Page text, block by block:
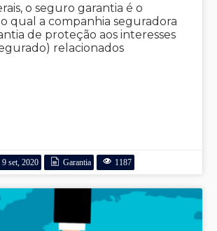
o seguro garantia é o
qual a companhia seguradora
de proteção aos interesses
relacionados
9 set, 2020 Garantia 1187